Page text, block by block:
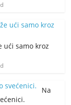
ući samo kroz
Na